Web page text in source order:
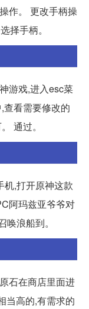
作。 更改手柄操
手柄。
游戏,进入esc菜
查看需要修改的
通过。
机,打开原神这款
阿玛兹亚爷爷对
浪船到。
石在商店里面进
当高的,有需求的